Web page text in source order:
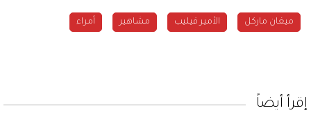
ميغان ماركل الأمير فيليب مشاهير أمراء
إقرأ أيضاً